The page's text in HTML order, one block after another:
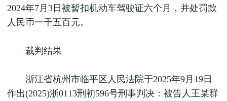
2024年7月3日被暂扣机动车驾驶证六个月，并处罚款
人民币一千五百元。
裁判结果
浙江省杭州市临平区人民法院于2025年9月19日
作出(2025)浙0113刑初596号刑事判决：被告人王某群